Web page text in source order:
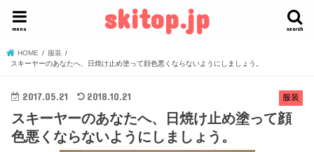
skitop.jp search
menu
HOME
服装
スキーヤーのあなたへ、日焼け止め塗って顔色悪くならないようにしましょう。
服装
2017.05.21 2018.10.21
スキーヤーのあなたへ、日焼け止め塗って顔
色悪くならないようにしましょう。